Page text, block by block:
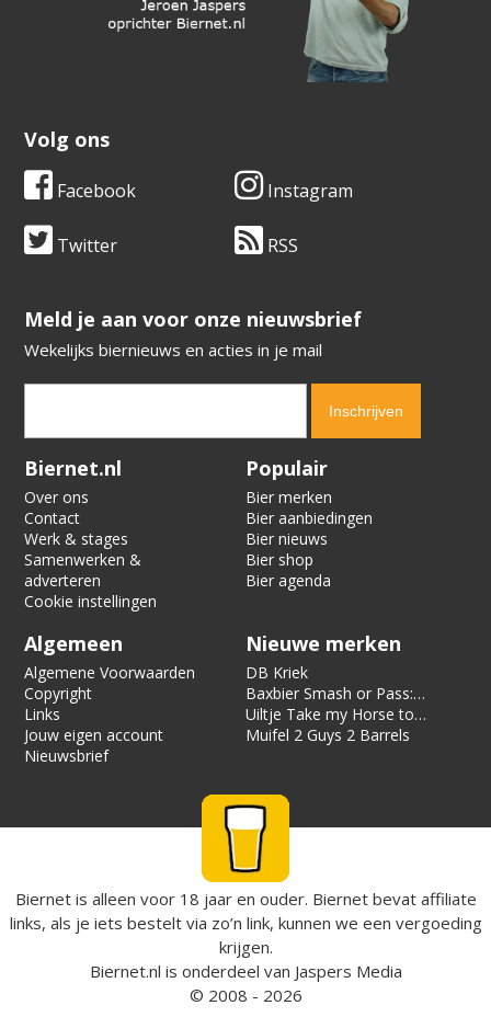
Volg ons
Facebook Instagram
Twitter RSS
​​​​​​​Meld je aan voor onze nieuwsbrief
Wekelijks biernieuws en acties in je mail
Verification code:
Biernet.nl
Over ons
Contact
Werk & stages
Samenwerken &
adverteren
Cookie instellingen
Populair
Bier merken
Bier aanbiedingen
Bier nieuws
Bier shop
Bier agenda
Algemeen
Algemene Voorwaarden
Copyright
Links
Jouw eigen account
Nieuwsbrief
Nieuwe merken
DB Kriek
Baxbier Smash or Pass:
Strata
Uiltje Take my Horse to
the Hotel Room
Muifel 2 Guys 2 Barrels
Biernet is alleen voor 18 jaar en ouder. Biernet bevat affiliate
links, als je iets bestelt via zo’n link, kunnen we een vergoeding
krijgen.
Biernet.nl is onderdeel van Jaspers Media
© 2008 - 2026